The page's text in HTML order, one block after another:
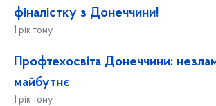
фіналістку з Донеччини!
1 рік тому
Профтехосвіта Донеччини:
майбутнє
1 рік тому